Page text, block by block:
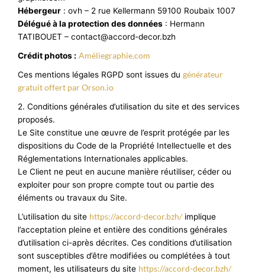
Hébergeur : ovh – 2 rue Kellermann 59100 Roubaix 1007
Délégué à la protection des données : Hermann
TATIBOUET – contact@accord-decor.bzh
Crédit photos : Améliegraphie.com
Ces mentions légales RGPD sont issues du générateur
gratuit offert par Orson.io
2. Conditions générales d’utilisation du site et des services
proposés.
Le Site constitue une œuvre de l’esprit protégée par les
dispositions du Code de la Propriété Intellectuelle et des
Réglementations Internationales applicables.
Le Client ne peut en aucune manière réutiliser, céder ou
exploiter pour son propre compte tout ou partie des
éléments ou travaux du Site.
L’utilisation du site https://accord-decor.bzh/ implique
l’acceptation pleine et entière des conditions générales
d’utilisation ci-après décrites. Ces conditions d’utilisation
sont susceptibles d’être modifiées ou complétées à tout
moment, les utilisateurs du site https://accord-decor.bzh/